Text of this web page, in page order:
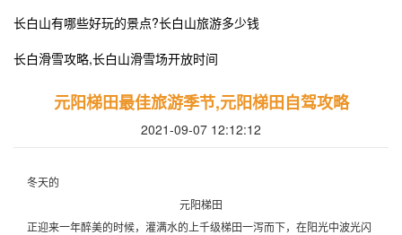
长白山有哪些好玩的景点?长白山旅游多少钱
长白滑雪攻略,长白山滑雪场开放时间
元阳梯田最佳旅游季节,元阳梯田自驾攻略
2021-09-07 12:12:12
冬天的
元阳梯田
正迎来一年醉美的时候，灌满水的上千级梯田一泻而下，在阳光中波光闪